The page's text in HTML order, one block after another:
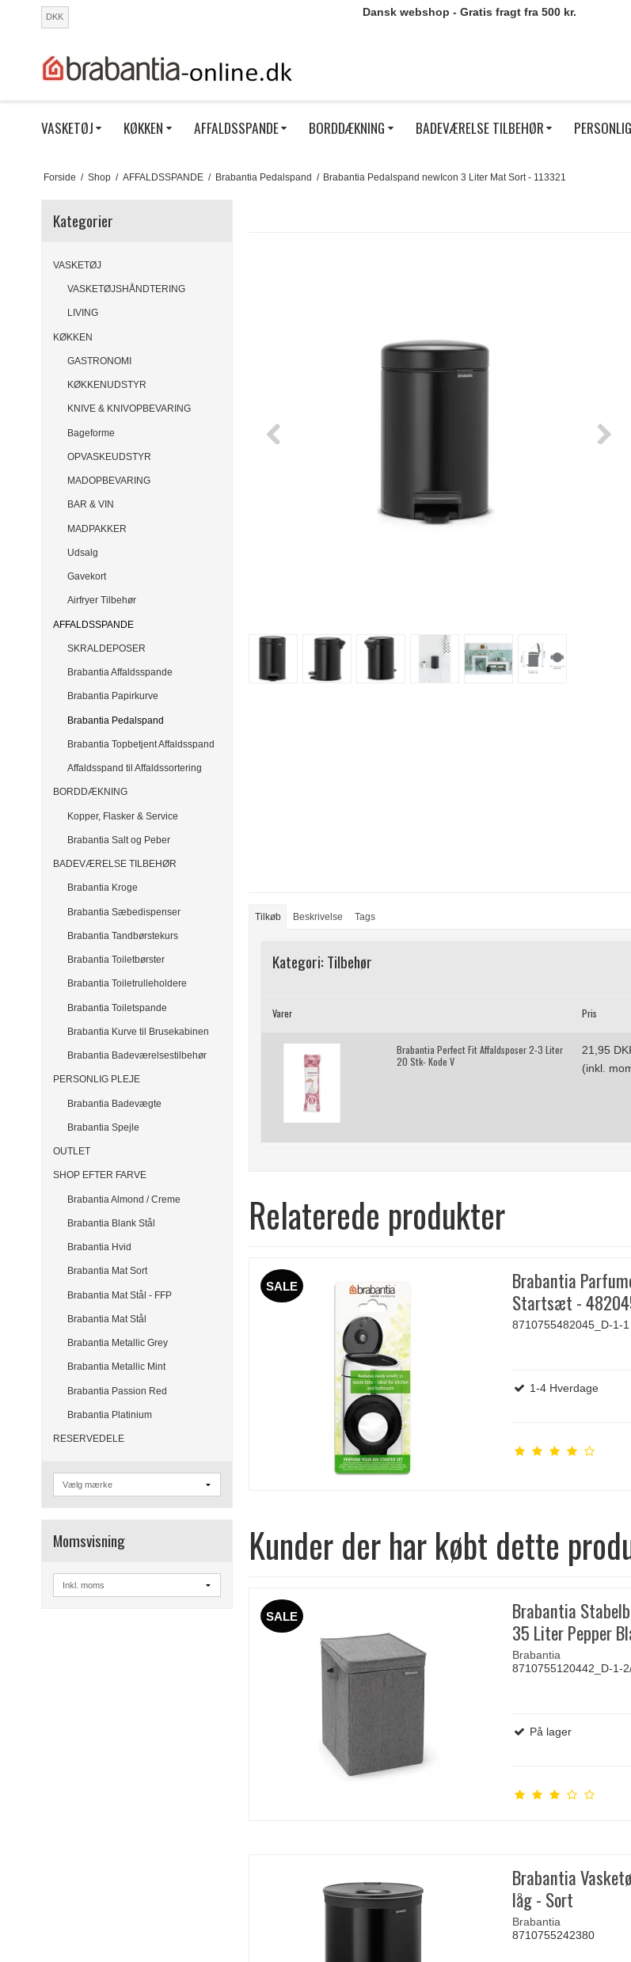
DKK Dansk webshop - Gratis fragt fra 500 kr.
VASKETØJ KØKKEN AFFALDSSPANDE BORDDÆKNING BADEVÆRELSE TILBEHØR
Forside / Shop / AFFALDSSPANDE / Brabantia Pedalspand / Brabantia Pedalspand newIcon 3 Liter Mat Sort - 113321
Kategorier
VASKETØJ
VASKETØJSHÅNDTERING
LIVING
KØKKEN
GASTRONOMI
KØKKENUDSTYR
KNIVE & KNIVOPBEVARING
Bageforme
OPVASKEUDSTYR
MADOPBEVARING
BAR & VIN
MADPAKKER
Udsalg
Gavekort
Airfryer Tilbehør
AFFALDSSPANDE
SKRALDEPOSER
Brabantia Affaldsspande
Brabantia Papirkurve
Brabantia Pedalspand
Brabantia Topbetjent Affaldsspand
Affaldsspand til Affaldssortering
BORDDÆKNING
Kopper, Flasker & Service
Brabantia Salt og Peber
BADEVÆRELSE TILBEHØR
Brabantia Kroge
Brabantia Sæbedispenser
Brabantia Tandbørstekurs
Brabantia Toiletbørster
Brabantia Toiletrulleholdere
Brabantia Toiletspande
Brabantia Kurve til Brusekabinen
Brabantia Badeværelsestilbehør
PERSONLIG PLEJE
Brabantia Badevægte
Brabantia Spejle
OUTLET
SHOP EFTER FARVE
Brabantia Almond / Creme
Brabantia Blank Stål
Brabantia Hvid
Brabantia Mat Sort
Brabantia Mat Stål - FFP
Brabantia Mat Stål
Brabantia Metallic Grey
Brabantia Metallic Mint
Brabantia Passion Red
Brabantia Platinium
RESERVEDELE
Momsvisning
Tilkøb Beskrivelse Tags
Kategori: Tilbehør
Varer Pris
Brabantia Perfect Fit Affaldsposer 2-3 Liter
20 Stk- Kode V
21,95
(inkl.
Relaterede produkter
SALE
Brabantia
Startsæt -
8710755482045_D-1-1
1-4 Hverdage
Kunder der har købt dette
SALE
Brabantia
35 Liter Pepper
Brabantia
8710755120442_D-1-
På lager
Brabantia
låg - Sort
Brabantia
8710755242380